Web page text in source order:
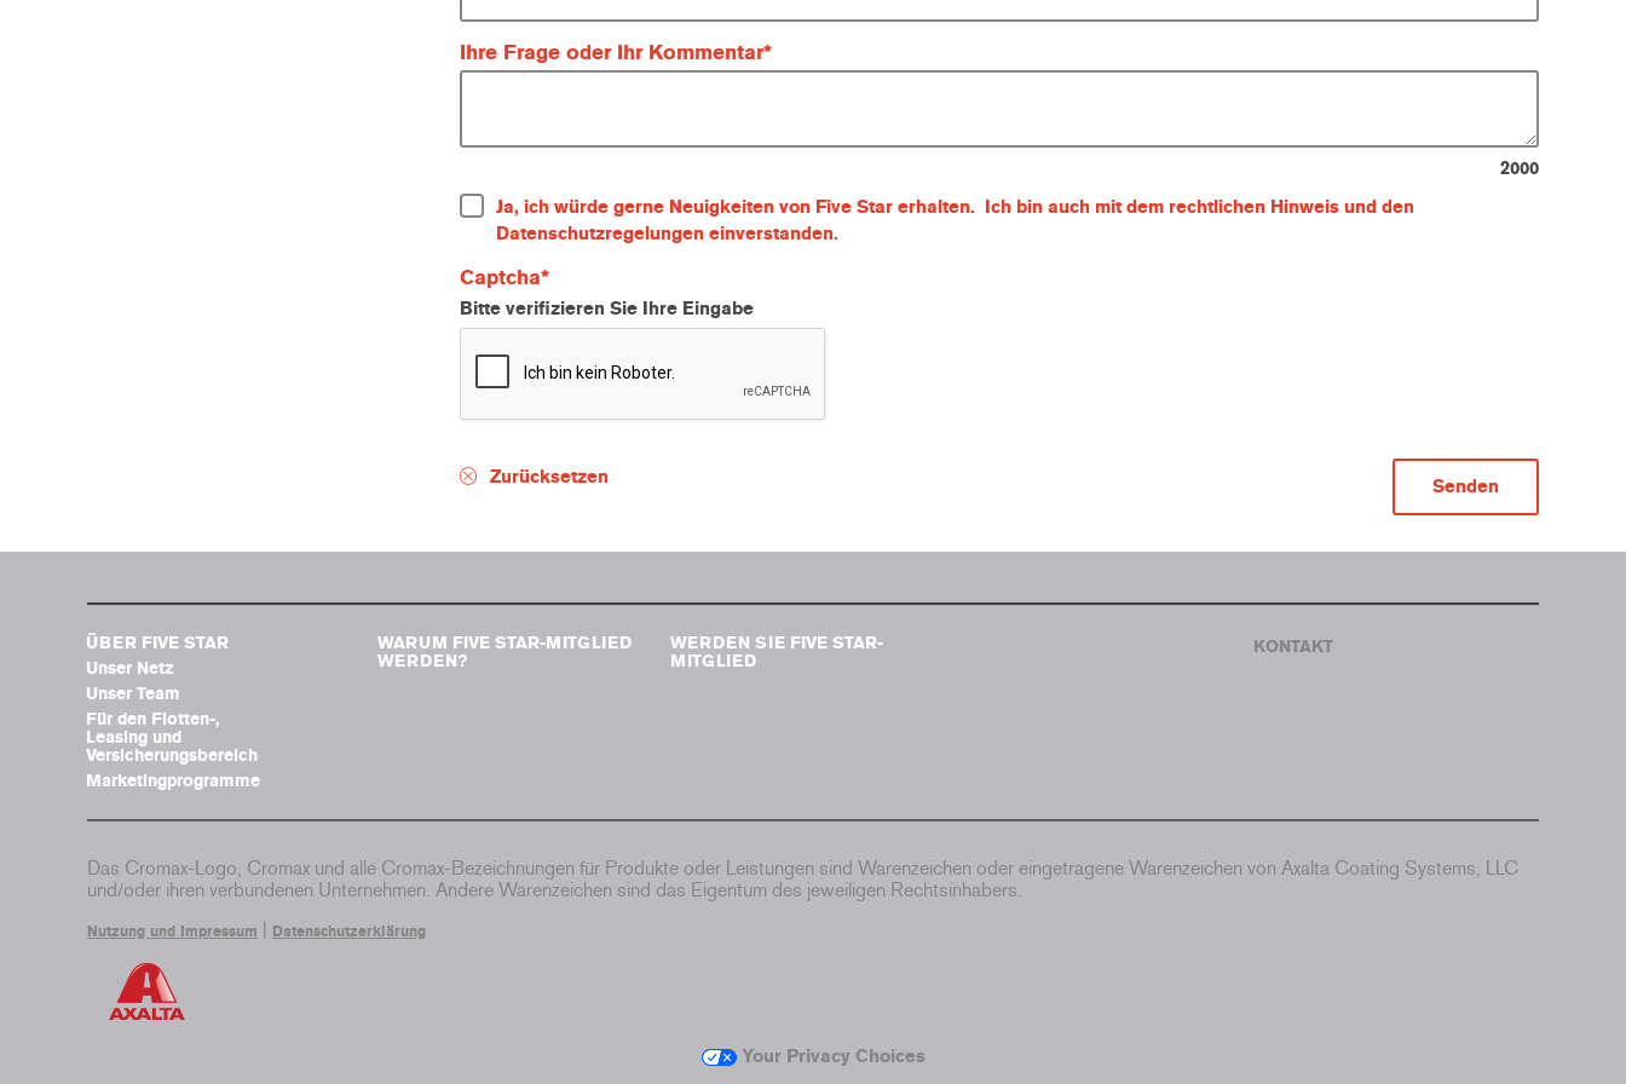
Ihre Frage oder Ihr Kommentar
2000
Ja, ich würde gerne Neuigkeiten von Five Star erhalten. Ich bin auch mit dem rechtlichen Hinweis und den
Datenschutzregelungen einverstanden.
Captcha
Bitte verifizieren Sie Ihre Eingabe
Zurücksetzen
ÜBER FIVE STAR
Unser Netz
Unser Team
Für den Flotten-,
Leasing und
Versicherungsbereich
Marketingprogramme
WARUM FIVE STAR-MITGLIED
WERDEN?
WERDEN SIE FIVE STAR-
MITGLIED
KONTAKT
Das Cromax-Logo, Cromax und alle Cromax-Bezeichnungen für Produkte oder Leistungen sind Warenzeichen oder eingetragene Warenzeichen von Axalta Coating Systems, LLC
und/oder ihren verbundenen Unternehmen. Andere Warenzeichen sind das Eigentum des jeweiligen Rechtsinhabers.
Nutzung und Impressum Datenschutzerklärung
Your Privacy Choices